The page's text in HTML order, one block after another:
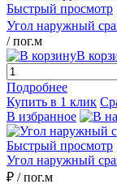
Быстрый просмотр
Угол наружный
/ пог.м
В
Подробнее
Купить в 1 клик
В избранное
Быстрый просмотр
Угол наружный
₽ / пог.м